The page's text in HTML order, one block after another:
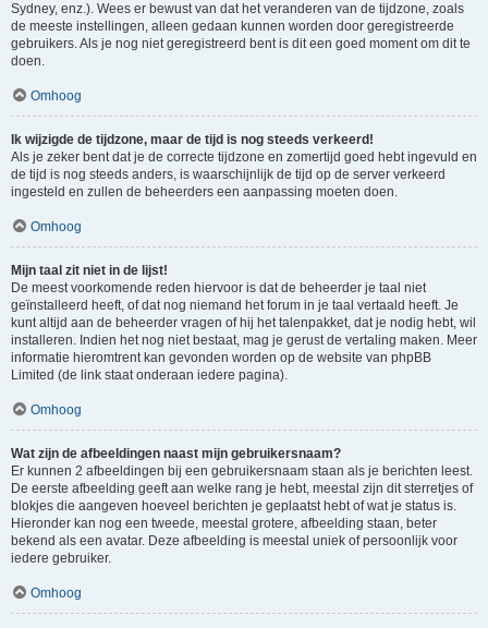
Sydney, enz.). Wees er bewust van dat het veranderen van de tijdzone, zoals
de meeste instellingen, alleen gedaan kunnen worden door geregistreerde
gebruikers. Als je nog niet geregistreerd bent is dit een goed moment om dit te
doen.
Omhoog
Ik wijzigde de tijdzone, maar de tijd is nog steeds verkeerd!
Als je zeker bent dat je de correcte tijdzone en zomertijd goed hebt ingevuld en
de tijd is nog steeds anders, is waarschijnlijk de tijd op de server verkeerd
ingesteld en zullen de beheerders een aanpassing moeten doen.
Omhoog
Mijn taal zit niet in de lijst!
De meest voorkomende reden hiervoor is dat de beheerder je taal niet
geïnstalleerd heeft, of dat nog niemand het forum in je taal vertaald heeft. Je
kunt altijd aan de beheerder vragen of hij het talenpakket, dat je nodig hebt, wil
installeren. Indien het nog niet bestaat, mag je gerust de vertaling maken. Meer
informatie hieromtrent kan gevonden worden op de website van phpBB
Limited (de link staat onderaan iedere pagina).
Omhoog
Wat zijn de afbeeldingen naast mijn gebruikersnaam?
Er kunnen 2 afbeeldingen bij een gebruikersnaam staan als je berichten leest.
De eerste afbeelding geeft aan welke rang je hebt, meestal zijn dit sterretjes of
blokjes die aangeven hoeveel berichten je geplaatst hebt of wat je status is.
Hieronder kan nog een tweede, meestal grotere, afbeelding staan, beter
bekend als een avatar. Deze afbeelding is meestal uniek of persoonlijk voor
iedere gebruiker.
Omhoog